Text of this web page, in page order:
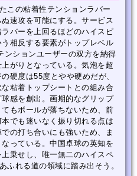
この粘着性テンションラバー
速攻を可能にする。サービス
バーを上回るほどのハイスピ
相反する要素がトップレベル
ンションユーザーの双方を納得
がりとなっている。気泡を超
硬度は55度とやや硬めだが、
粘着トップシートとの組み合
感を創出。画期的なグリップ
もボールが落ちないため、前
でも迷いなく振り切れる点は
の打ち合いにも強いため、ま
っている。中国卓球の英知を
乗せし、唯一無二のハイスペ
ふれる道の領域に踏み出そう。